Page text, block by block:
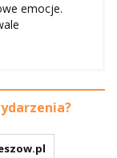
emocje.